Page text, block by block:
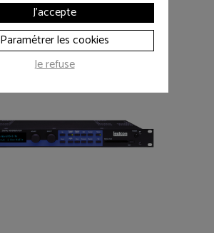
J'accepte
Paramétrer les cookies
Je refuse